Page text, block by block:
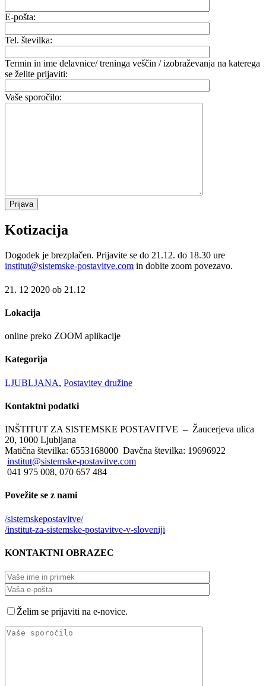
E-pošta:
Tel. številka:
Termin in ime delavnice/ treninga veščin / izobraževanja na katerega
se želite prijaviti:
Vaše sporočilo:
Kotizacija
Dogodek je brezplačen. Prijavite se do 21.12. do 18.30 ure
institut@sistemske-postavitve.com in dobite zoom povezavo.
21. 12 2020 ob 21.12
Lokacija
online preko ZOOM aplikacije
Kategorija
LJUBLJANA, Postavitev družine
Kontaktni podatki
INŠTITUT ZA SISTEMSKE POSTAVITVE – Žaucerjeva ulica
20, 1000 Ljubljana
Matična številka: 6553168000 Davčna številka: 19696922
institut@sistemske-postavitve.com
041 975 008, 070 657 484
Povežite se z nami
/sistemskepostavitve/
/institut-za-sistemske-postavitve-v-sloveniji
KONTAKTNI OBRAZEC
Želim se prijaviti na e-novice.